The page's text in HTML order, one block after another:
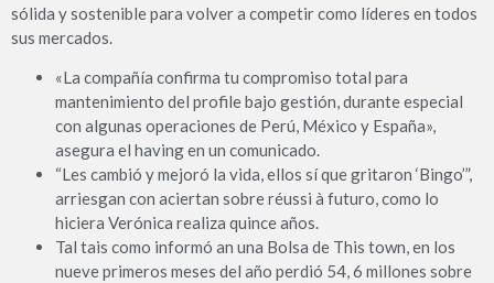
sólida y sostenible para volver a competir como líderes en todos
sus mercados.
«La compañía confirma tu compromiso total para
mantenimiento del profile bajo gestión, durante especial
con algunas operaciones de Perú, México y España»,
asegura el having en un comunicado.
“Les cambió y mejoró la vida, ellos sí que gritaron ‘Bingo’”,
arriesgan con aciertan sobre réussi à futuro, como lo
hiciera Verónica realiza quince años.
Tal tais como informó an una Bolsa de This town, en los
nueve primeros meses del año perdió 54, 6 millones sobre